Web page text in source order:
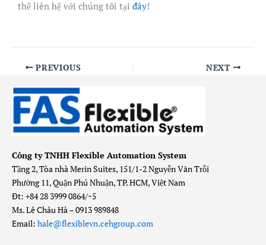
thể liên hệ với chúng tôi tại đây!
PREVIOUS NEXT
Công ty TNHH Flexible Automation System
Tầng 2, Tòa nhà Merin Suites, 151/1-2 Nguyễn Văn Trỗi
Phường 11, Quận Phú Nhuận, TP. HCM, Việt Nam
Đt: +84 28 3999 0864/~5
Ms. Lê Châu Hà – 0913 989848
Email: hale@flexiblevn.cehgroup.com